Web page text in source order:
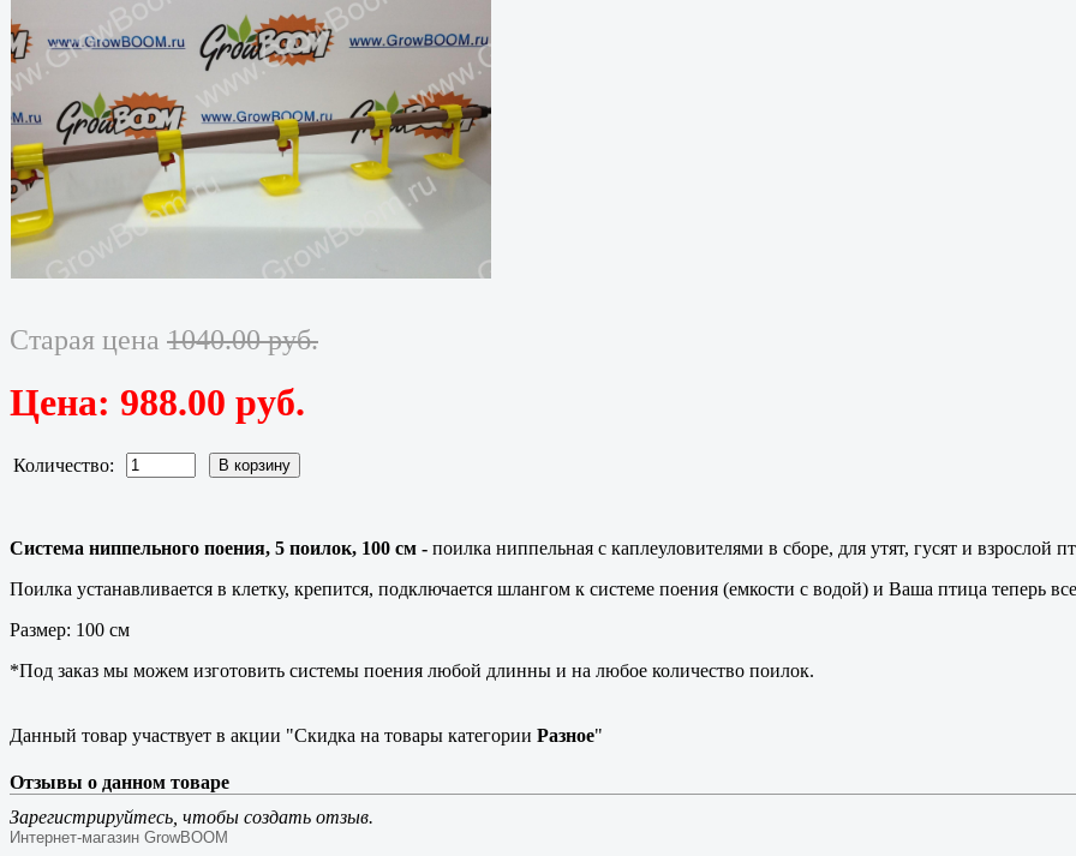
Старая цена 1040.00 руб.
Цена: 988.00 руб.
Количество:
Система ниппельного поения, 5 поилок, 100 см - поилка ниппельная с каплеуловителями в сборе, для утят, гусят и взрослой
Поилка устанавливается в клетку, крепится, подключается шлангом к системе поения (емкости с водой) и Ваша птица теперь
Размер: 100 см
*Под заказ мы можем изготовить системы поения любой длинны и на любое количество поилок.
Данный товар участвует в акции "Скидка на товары категории Разное"
Отзывы о данном товаре
Зарегистрируйтесь, чтобы создать отзыв.
Интернет-магазин GrowBOOM